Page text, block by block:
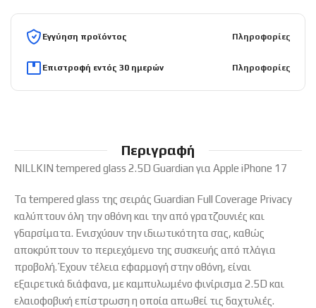
Εγγύηση προϊόντος Πληροφορίες
Επιστροφή εντός 30 ημερών Πληροφορίες
Περιγραφή
NILLKIN tempered glass 2.5D Guardian για Apple iPhone 17
Τα tempered glass της σειράς Guardian Full Coverage Privacy
καλύπτουν όλη την οθόνη και την από γρατζουνιές και
γδαρσίματα. Ενισχύουν την ιδιωτικότητα σας, καθώς
αποκρύπτουν το περιεχόμενο της συσκευής από πλάγια
προβολή. Έχουν τέλεια εφαρμογή στην οθόνη, είναι
εξαιρετικά διάφανα, με καμπυλωμένο φινίρισμα 2.5D και
ελαιοφοβική επίστρωση η οποία απωθεί τις δαχτυλιές.